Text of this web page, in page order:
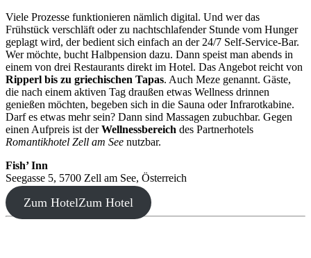
Viele Prozesse funktionieren nämlich digital. Und wer das
Frühstück verschläft oder zu nachtschlafender Stunde vom Hunger
geplagt wird, der bedient sich einfach an der 24/7 Self-Service-Bar.
Wer möchte, bucht Halbpension dazu. Dann speist man abends in
einem von drei Restaurants direkt im Hotel. Das Angebot reicht von
Ripperl bis zu griechischen Tapas. Auch Meze genannt. Gäste,
die nach einem aktiven Tag draußen etwas Wellness drinnen
genießen möchten, begeben sich in die Sauna oder Infrarotkabine.
Darf es etwas mehr sein? Dann sind Massagen zubuchbar. Gegen
einen Aufpreis ist derWellnessbereich des Partnerhotels
Romantikhotel Zell am See nutzbar.
Fish’ Inn
Seegasse 5, 5700 Zell am See, Österreich
Zum HotelZum Hotel